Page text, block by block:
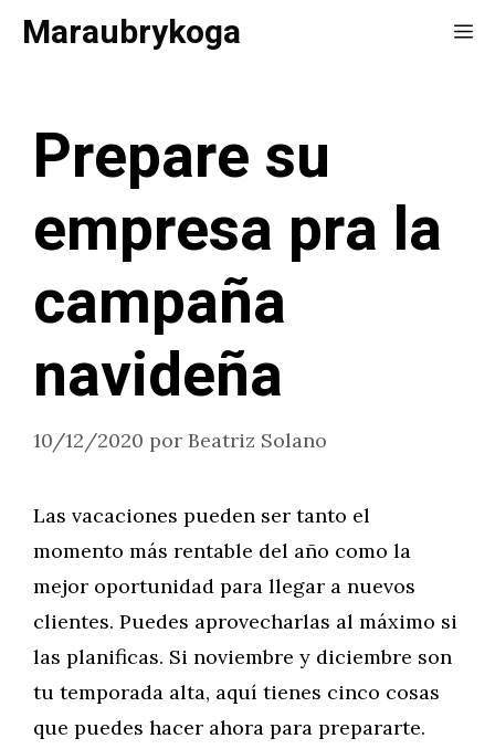
SaltarMaraubrykoga
Prepare su
empresa pra la
campaña
navideña
10/12/2020 por Beatriz Solano
Las vacaciones pueden ser tanto el
momento más rentable del año como la
mejor oportunidad para llegar a nuevos
clientes. Puedes aprovecharlas al máximo si
las planificas. Si noviembre y diciembre son
tu temporada alta, aquí tienes cinco cosas
que puedes hacer ahora para prepararte.